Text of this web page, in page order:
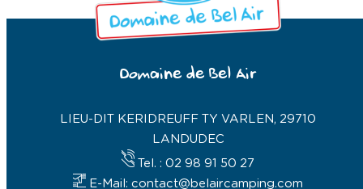
Domaine de Bel Air
LIEU-DIT KERIDREUFF TY VARLEN, 29710
LANDUDEC
Tel. : 02 98 91 50 27
E-Mail: contact@belaircamping.com